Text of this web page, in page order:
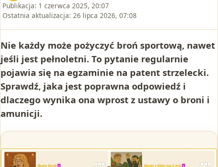
Publikacja: 1 czerwca 2025, 20:07
Ostatnia aktualizacja: 26 lipca 2026, 07:08
Nie każdy może pożyczyć broń sportową, nawet
jeśli jest pełnoletni. To pytanie regularnie
pojawia się na egzaminie na patent strzelecki.
Sprawdź, jaka jest poprawna odpowiedź i
dlaczego wynika ona wprost z ustawy o broni i
amunicji.